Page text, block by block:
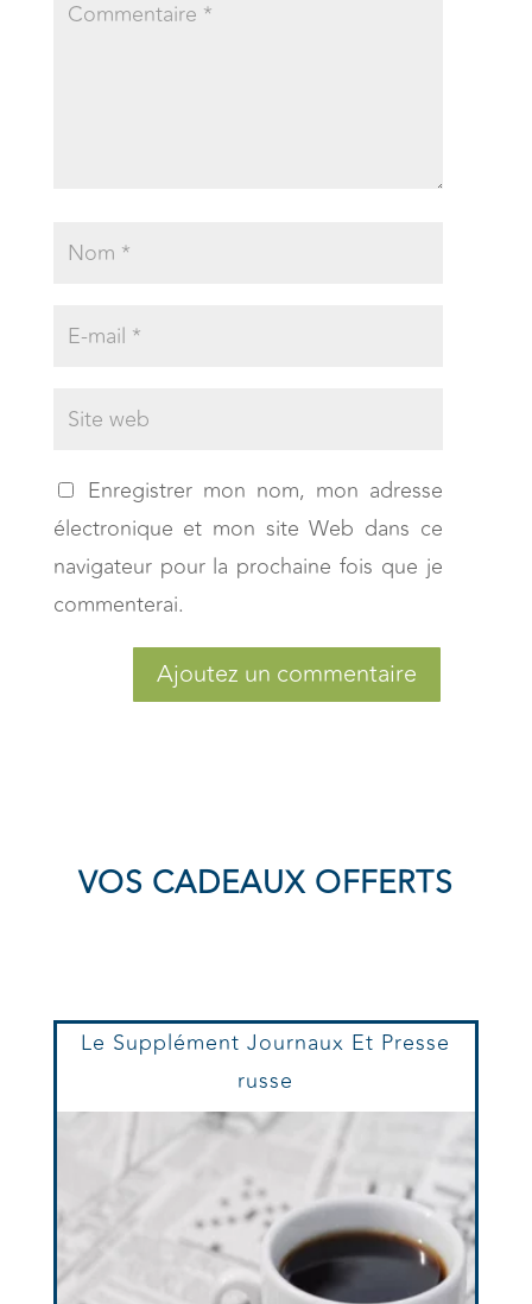
Enregistrer mon nom, mon adresse
électronique et mon site Web dans ce
navigateur pour la prochaine fois que je
commenterai.
Ajoutez un commentaire
VOS CADEAUX OFFERTS
Le Supplément Journaux Et Presse
russe